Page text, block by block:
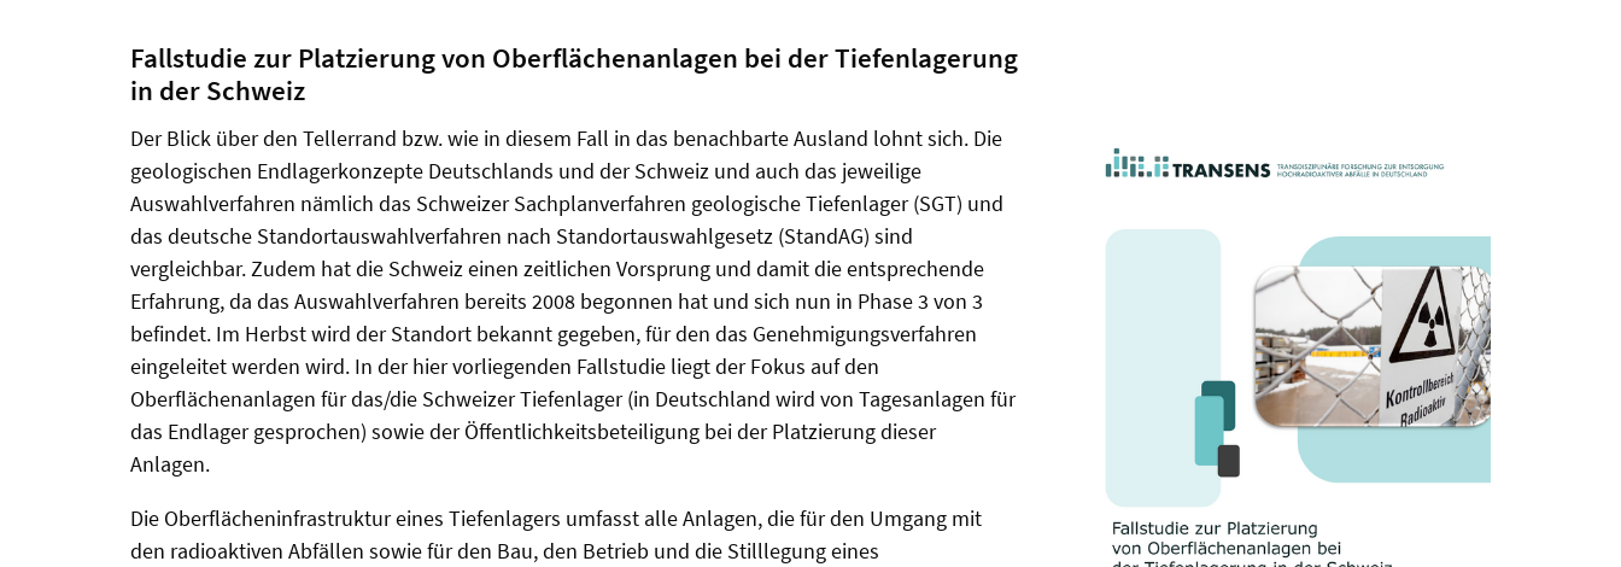
Fallstudie zur Platzierung von Oberflächenanlagen bei der Tiefenlagerung
in der Schweiz
Der Blick über den Tellerrand bzw. wie in diesem Fall in das benachbarte Ausland lohnt sich. Die
geologischen Endlagerkonzepte Deutschlands und der Schweiz und auch das jeweilige
Auswahlverfahren nämlich das Schweizer Sachplanverfahren geologische Tiefenlager (SGT) und
das deutsche Standortauswahlverfahren nach Standortauswahlgesetz (StandAG) sind
vergleichbar. Zudem hat die Schweiz einen zeitlichen Vorsprung und damit die entsprechende
Erfahrung, da das Auswahlverfahren bereits 2008 begonnen hat und sich nun in Phase 3 von 3
befindet. Im Herbst wird der Standort bekannt gegeben, für den das Genehmigungsverfahren
eingeleitet werden wird. In der hier vorliegenden Fallstudie liegt der Fokus auf den
Oberflächenanlagen für das/die Schweizer Tiefenlager (in Deutschland wird von Tagesanlagen für
das Endlager gesprochen) sowie der Öffentlichkeitsbeteiligung bei der Platzierung dieser
Anlagen.
Die Oberflächeninfrastruktur eines Tiefenlagers umfasst alle Anlagen, die für den Umgang mit
den radioaktiven Abfällen sowie für den Bau, den Betrieb und die Stilllegung eines